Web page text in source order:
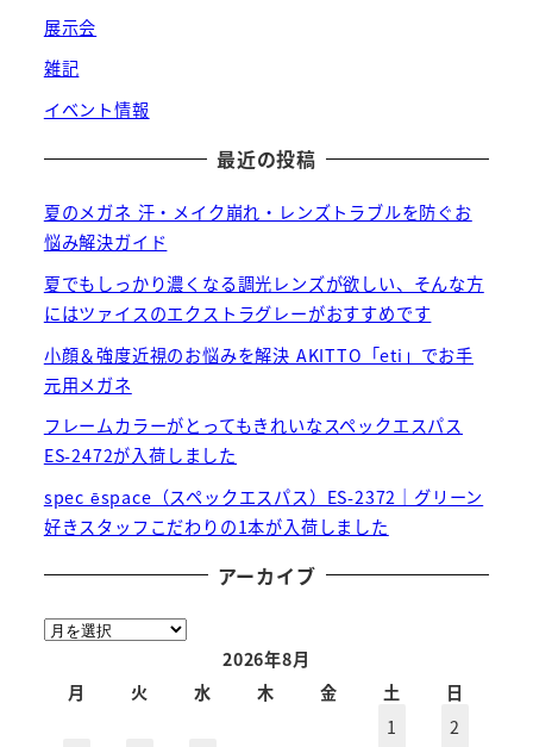
展示会
雑記
イベント情報
最近の投稿
夏のメガネ 汗・メイク崩れ・レンズトラブルを防ぐお
悩み解決ガイド
夏でもしっかり濃くなる調光レンズが欲しい、そんな方
にはツァイスのエクストラグレーがおすすめです
小顔＆強度近視のお悩みを解決 AKITTO「eti」でお手
元用メガネ
フレームカラーがとってもきれいなスペックエスパス
ES-2472が入荷しました
spec ēspace（スペックエスパス）ES-2372｜グリーン
好きスタッフこだわりの1本が入荷しました
アーカイブ
ア
2026年8月
月
火 水 木 金 土
日
1
2